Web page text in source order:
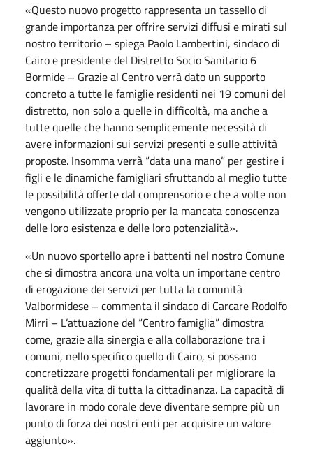
«Questo nuovo progetto rappresenta un tassello di
grande importanza per offrire servizi diffusi e mirati sul
nostro territorio – spiega Paolo Lambertini, sindaco di
Cairo e presidente del Distretto Socio Sanitario 6
Bormide – Grazie al Centro verrà dato un supporto
concreto a tutte le famiglie residenti nei 19 comuni del
distretto, non solo a quelle in difficoltà, ma anche a
tutte quelle che hanno semplicemente necessità di
avere informazioni sui servizi presenti e sulle attività
proposte. Insomma verrà “data una mano” per gestire i
figli e le dinamiche famigliari sfruttando al meglio tutte
le possibilità offerte dal comprensorio e che a volte non
vengono utilizzate proprio per la mancata conoscenza
delle loro esistenza e delle loro potenzialità».
«Un nuovo sportello apre i battenti nel nostro Comune
che si dimostra ancora una volta un importane centro
di erogazione dei servizi per tutta la comunità
Valbormidese – commenta il sindaco di Carcare Rodolfo
Mirri – L’attuazione del “Centro famiglia” dimostra
come, grazie alla sinergia e alla collaborazione tra i
comuni, nello specifico quello di Cairo, si possano
concretizzare progetti fondamentali per migliorare la
qualità della vita di tutta la cittadinanza. La capacità di
lavorare in modo corale deve diventare sempre più un
punto di forza dei nostri enti per acquisire un valore
aggiunto».